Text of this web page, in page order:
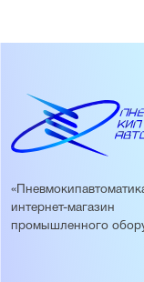
интернет-магазин
промышленного